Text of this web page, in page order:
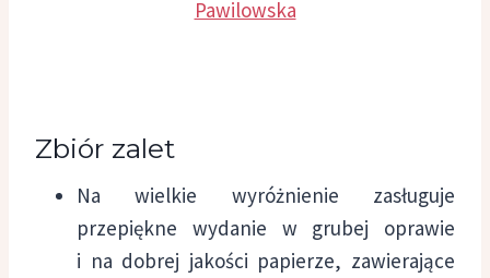
Zbiór zalet
Na wielkie wyróżnienie zasługuje
przepiękne wydanie w grubej oprawie
i na dobrej jakości papierze, zawierające